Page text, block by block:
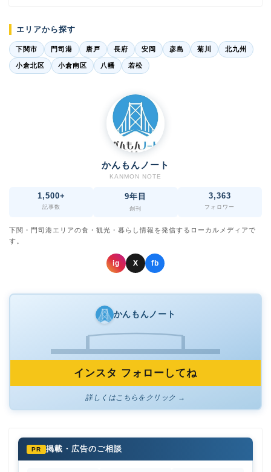
エリアから探す
下関市 門司港 唐戸 長府 安岡 彦島 菊川 北九州
小倉北区 小倉南区 八幡 若松
かんもんノート
KANMON NOTE
1,500+
記事数
9年目
創刊
3,363
フォロワー
下関・門司港エリアの食・観光・暮らし情報を発信するローカルメディアで
す。
ig X fb
かんもんノート
インスタ フォローしてね
詳しくはこちらをクリック →
PR 掲載・広告のご相談